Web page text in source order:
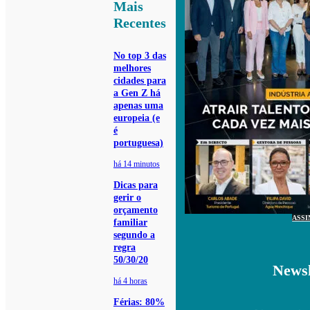
Mais
Recentes
No top 3 das
melhores
cidades para
a Gen Z há
apenas uma
europeia (e
é
portuguesa)
há 14 minutos
Dicas para
gerir o
orçamento
familiar
segundo a
regra
50/30/20
há 4 horas
Férias: 80%